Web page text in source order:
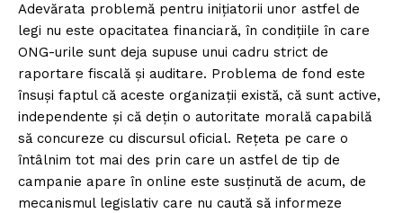
Adevărata problemă pentru inițiatorii unor astfel de
legi nu este opacitatea financiară, în condițiile în care
ONG-urile sunt deja supuse unui cadru strict de
raportare fiscală și auditare. Problema de fond este
însuși faptul că aceste organizații există, că sunt active,
independente și că dețin o autoritate morală capabilă
să concureze cu discursul oficial. Rețeta pe care o
întâlnim tot mai des prin care un astfel de tip de
campanie apare în online este susținută de acum, de
mecanismul legislativ care nu caută să informeze